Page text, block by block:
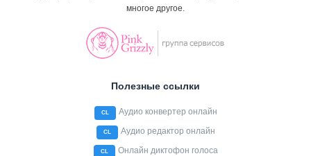
многое другое.
Полезные ссылки
CL Аудио конвертер онлайн
CL Аудио редактор онлайн
CL Онлайн диктофон голоса